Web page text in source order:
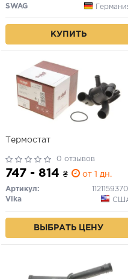
SWAG
КУПИТЬ
Термостат
0 отзывов
747 - 814 ₴ от 1 дн.
Артикул:
Vika
ВЫБРАТЬ ЦЕНУ